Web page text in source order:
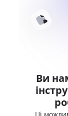
Ви